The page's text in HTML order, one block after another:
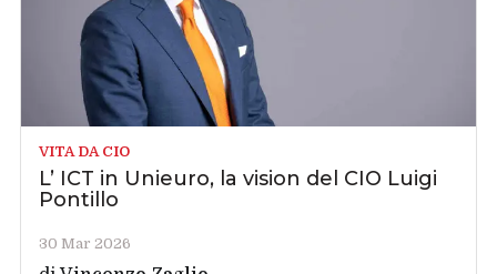
VITA DA CIO
L’ ICT in Unieuro, la vision del CIO Luigi
Pontillo
30 Mar 2026